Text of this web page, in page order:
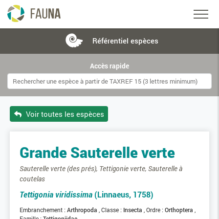
Référentiel espèces
Accès rapide
Voir toutes les espèces
Grande Sauterelle verte
Sauterelle verte (des prés), Tettigonie verte, Sauterelle à
coutelas
Tettigonia viridissima (Linnaeus, 1758)
Embranchement : Arthropoda Classe : Insecta Ordre : Orthoptera